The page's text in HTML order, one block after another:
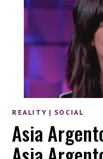
REALITY | SOCIAL
Asia